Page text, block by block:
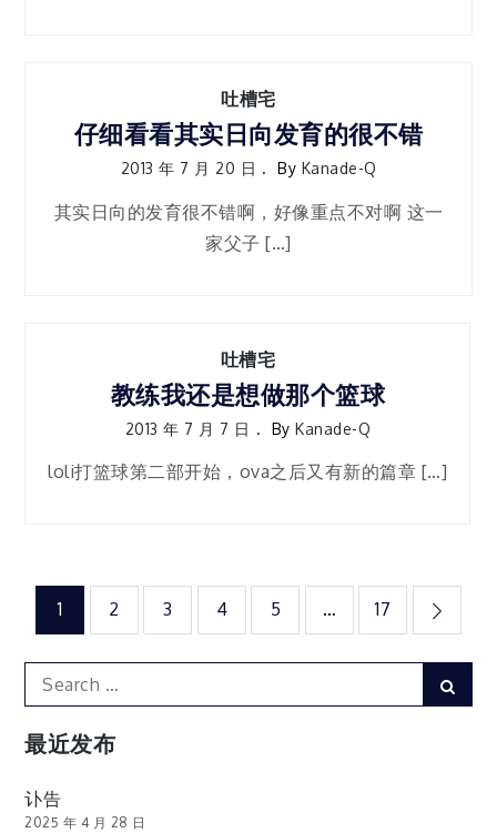
吐槽宅
仔细看看其实日向发育的很不错
2013 年 7 月 20 日 By Kanade-Q
其实日向的发育很不错啊，好像重点不对啊 这一
家父子 […]
吐槽宅
教练我还是想做那个篮球
2013 年 7 月 7 日 ByKanade-Q
loli打篮球第二部开始，ova之后又有新的篇章 […]
文
章
分
页
1 2 3 4 5 … 17
Search
for:
最近发布
讣告
2025 年 4 月 28 日